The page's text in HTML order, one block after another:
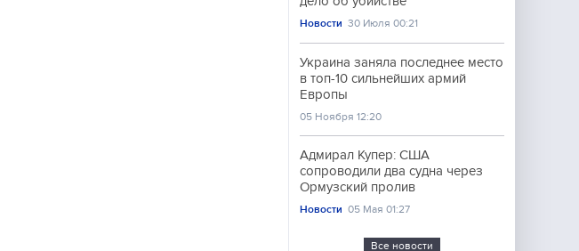
Новости 30 Июля 00:21
Украина заняла последнее место
в топ-10 сильнейших армий
Европы
05 Ноября 12:20
Адмирал Купер: США
сопроводили два судна через
Ормузский пролив
Новости 05 Мая 01:27
Все новости